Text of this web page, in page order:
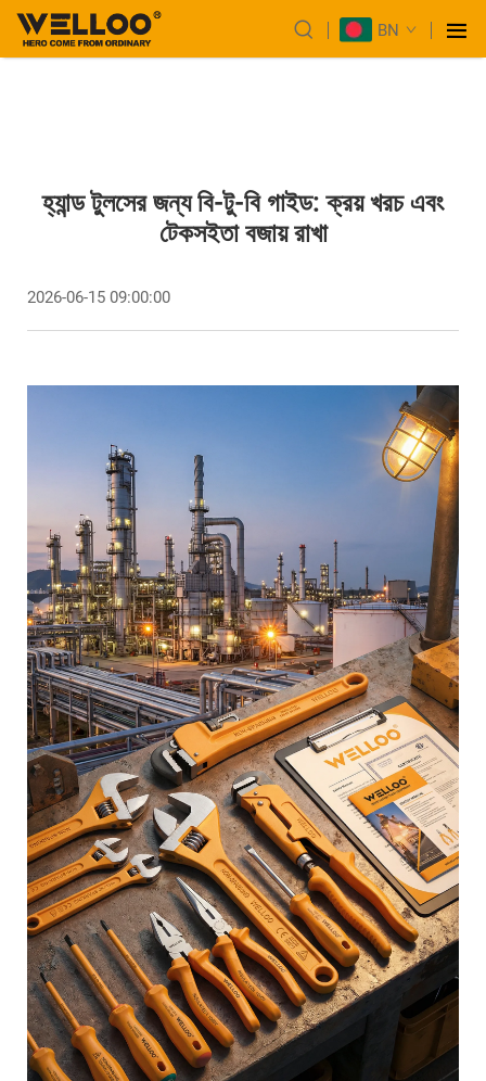
BN
হ্যান্ড টুলসের জন্য বি-টু-বি গাইড: ক্রয় খরচ এবং
টেকসইতা বজায় রাখা
2026-06-15 09:00:00